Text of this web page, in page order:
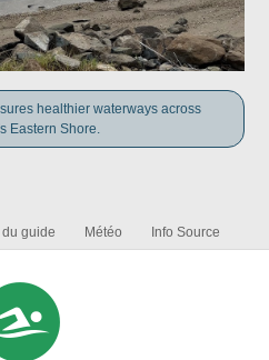
healthier waterways across
Eastern Shore.
guide Météo Info Source